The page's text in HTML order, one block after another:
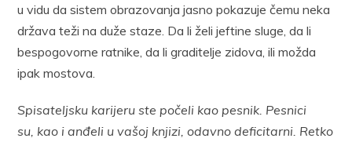
u vidu da sistem obrazovanja jasno pokazuje čemu neka
država teži na duže staze. Da li želi jeftine sluge, da li
bespogovorne ratnike, da li graditelje zidova, ili možda
ipak mostova.
Spisateljsku karijeru ste počeli kao pesnik. Pesnici
su, kao i anđeli u vašoj knjizi, odavno deficitarni. Retko